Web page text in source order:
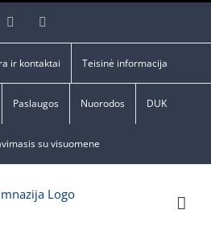
Facebook
ir kontaktai Teisinė informacija
Paslaugos Nuorodos DUK
su visuomene